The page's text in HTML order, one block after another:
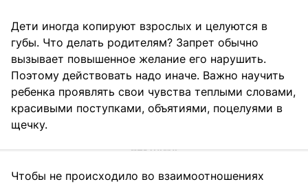
Дети иногда копируют взрослых и целуются в
губы. Что делать родителям? Запрет обычно
вызывает повышенное желание его нарушить.
Поэтому действовать надо иначе. Важно научить
ребенка проявлять свои чувства теплыми словами,
красивыми поступками, объятиями, поцелуями в
щечку.
Чтобы не происходило во взаимоотношениях